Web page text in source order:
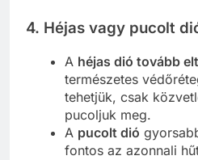
4. Héjas vagy pucolt
A héjas dió tovább
természetes
tehetjük, csak
pucoljuk meg.
A pucolt dió
fontos az azonnali